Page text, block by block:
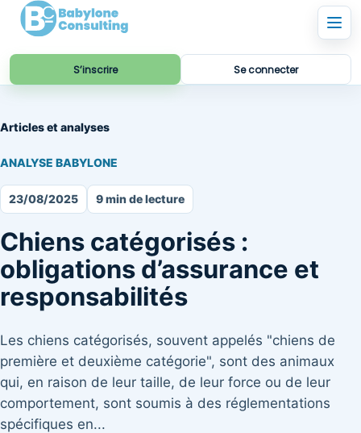
S’inscrire Se connecter
Articles et analyses
ANALYSE BABYLONE
23/08/2025 9 min de lecture
Chiens catégorisés :
obligations d’assurance et
responsabilités
Les chiens catégorisés, souvent appelés "chiens de
première et deuxième catégorie", sont des animaux
qui, en raison de leur taille, de leur force ou de leur
comportement, sont soumis à des réglementations
spécifiques en...